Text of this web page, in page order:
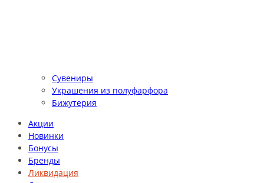
Сувениры
Украшения из полуфарфора
Бижутерия
Акции
Новинки
Бонусы
Бренды
Ликвидация